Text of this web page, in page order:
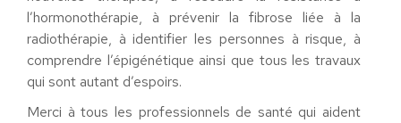
l’hormonothérapie, à prévenir la fibrose liée à la
radiothérapie, à identifier les personnes à risque, à
comprendre l’épigénétique ainsi que tous les travaux
qui sont autant d’espoirs.
Merci à tous les professionnels de santé qui aident